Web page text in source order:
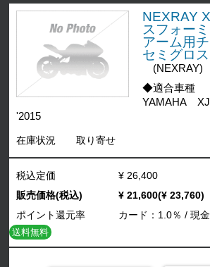
NEXRAY
スフォー
アーム用
セミグロ
(NEXRAY)
◆適合車種
YAMAHA
'2015
在庫状況 取り寄せ
税込定価
¥ 26,400
販売価格(税込)
¥ 21,600(¥ 23,760)
ポイント還元率
カード：1.0％ / 現
送料無料